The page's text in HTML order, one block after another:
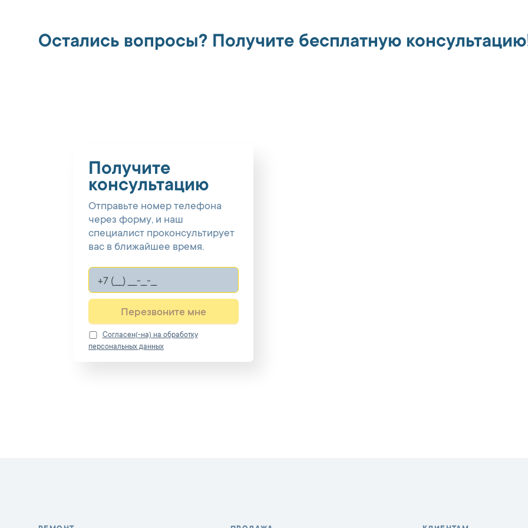
Остались вопросы? Получите бесплатную
Получите
консультацию
Отправьте номер телефона
через форму, и наш
специалист проконсультирует
вас в ближайшее время.
Перезвоните мне
Cогласен(-на) на обработку
персональных данных